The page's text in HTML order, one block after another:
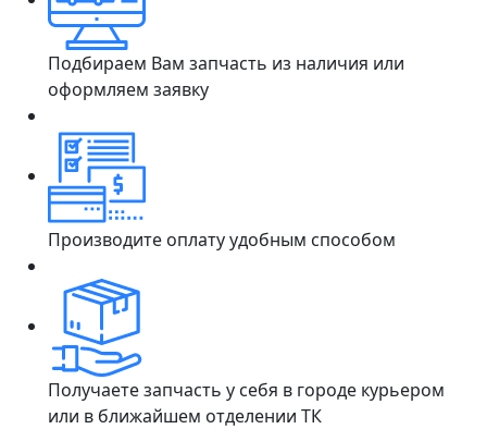
Подбираем Вам запчасть из наличия или
оформляем заявку
Производите оплату удобным способом
Получаете запчасть у себя в городе курьером
или в ближайшем отделении ТК